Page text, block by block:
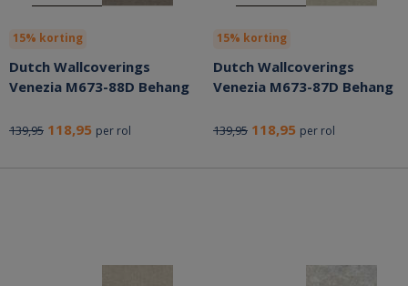
15% korting
Dutch Wallcoverings
Venezia M673-88D Behang
139,95 118,95 per rol
15% korting
Dutch Wallcoverings
Venezia M673-87D Behang
139,95 118,95 per rol